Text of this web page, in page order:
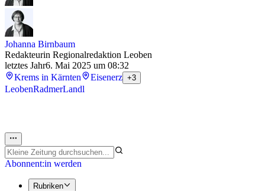
Johanna Birnbaum
Redakteurin Regionalredaktion Leoben
letztes Jahr6. Mai 2025 um 08:32
Krems in Kärnten
Eisenerz +3
LeobenRadmerLandl
Abonnent:in werden
Rubriken